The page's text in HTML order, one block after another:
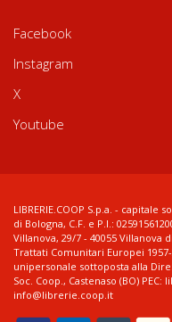
Facebook
Instagram
X
Youtube
LIBRERIE.COOP S.p.a. -
di Bologna, C.F. e P.I.:
Villanova, 29/7 - 40055 Villanova
Trattati Comunitari Europei 1957-
unipersonale sottoposta alla
Soc. Coop., Castenaso (BO)
info@librerie.coop.it